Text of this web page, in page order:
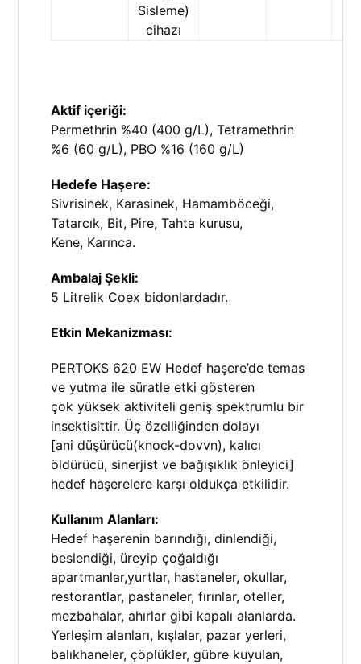
Sisleme)
cihazı
Aktif içeriği:
Permethrin %40 (400 g/L), Tetramethrin
%6 (60 g/L), PBO %16 (160 g/L)
Hedefe Haşere:
Sivrisinek, Karasinek, Hamamböceği,
Tatarcık, Bit, Pire, Tahta kurusu,
Kene, Karınca.
Ambalaj Şekli:
5 Litrelik Coex bidonlardadır.
Etkin Mekanizması:
PERTOKS 620 EW Hedef haşere’de temas
ve yutma ile süratle etki gösteren
çok yüksek aktiviteli geniş spektrumlu bir
insektisittir. Üç özelliğinden dolayı
[ani düşürücü(knock-dovvn), kalıcı
öldürücü, sinerjist ve bağışıklık önleyici]
hedef haşerelere karşı oldukça etkilidir.
Kullanım Alanları:
Hedef haşerenin barındığı, dinlendiği,
beslendiği, üreyip çoğaldığı
apartmanlar,yurtlar, hastaneler, okullar,
restorantlar, pastaneler, fırınlar, oteller,
mezbahalar, ahırlar gibi kapalı alanlarda.
Yerleşim alanları, kışlalar, pazar yerleri,
balıkhaneler, çöplükler, gübre kuyulan,